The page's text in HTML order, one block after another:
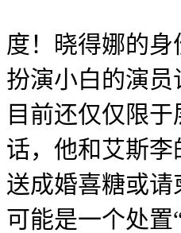
度！晓得娜的身
扮演小白的演员
目前还仅仅限
话，他和艾斯
送成婚喜糖或
可能是一个处